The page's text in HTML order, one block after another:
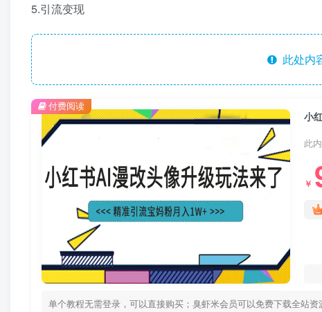
5.引流变现
此处内
小
此
￥
单个教程无需登录，可以直接购买；臭虾米会员可以免费下载全站
付费阅读